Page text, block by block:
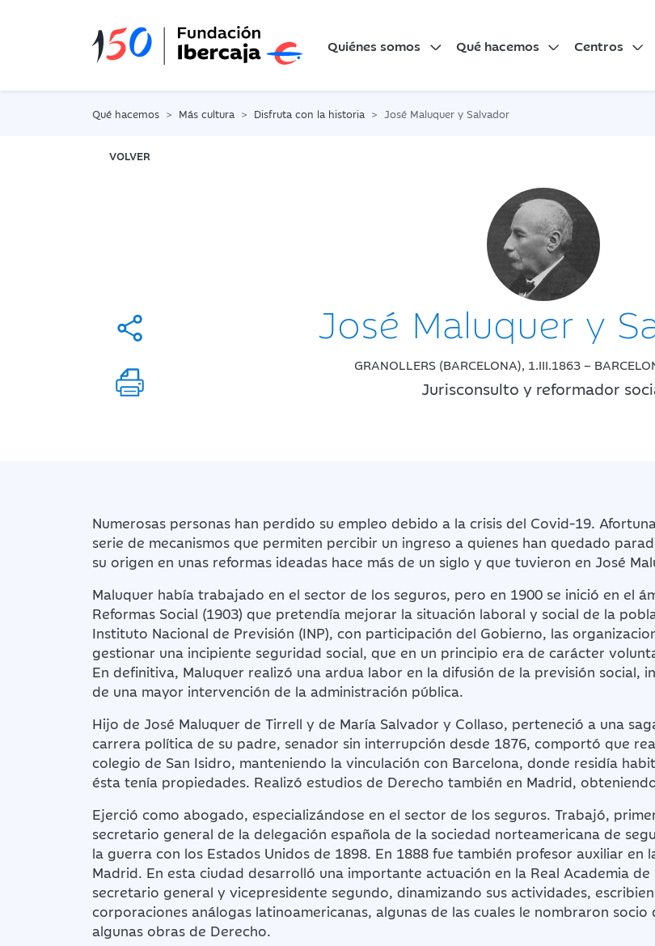
Quiénes somos Qué hacemos Centros
Qué hacemos Más cultura Disfruta con la historia José Maluquer y Salvador
VOLVER
José Maluquer y
GRANOLLERS (BARCELONA), 1.III.1863 –
Jurisconsulto y reformador
Numerosas personas han perdido su empleo debido a la crisis del Covid-19.
serie de mecanismos que permiten percibir un ingreso a quienes han quedado
su origen en unas reformas ideadas hace más de un siglo y que tuvieron en José
Maluquer había trabajado en el sector de los seguros, pero en 1900 se inició en el
Reformas Social (1903) que pretendía mejorar la situación laboral y social de la
Instituto Nacional de Previsión (INP), con participación del Gobierno, las
gestionar una incipiente seguridad social, que en un principio era de carácter
En definitiva, Maluquer realizó una ardua labor en la difusión de la previsión social,
de una mayor intervención de la administración pública.
Hijo de José Maluquer de Tirrell y de María Salvador y Collaso, perteneció a una
carrera política de su padre, senador sin interrupción desde 1876, comportó que
colegio de San Isidro, manteniendo la vinculación con Barcelona, donde residía
ésta tenía propiedades. Realizó estudios de Derecho también en Madrid,
Ejerció como abogado, especializándose en el sector de los seguros. Trabajó,
secretario general de la delegación española de la sociedad norteamericana de
la guerra con los Estados Unidos de 1898. En 1888 fue también profesor auxiliar
Madrid. En esta ciudad desarrolló una importante actuación en la Real Academia
secretario general y vicepresidente segundo, dinamizando sus actividades,
corporaciones análogas latinoamericanas, algunas de las cuales le nombraron
algunas obras de Derecho.